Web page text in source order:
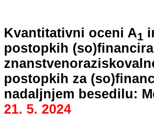
Kvantitativni oceni A1
postopkih
postopkih za
nadaljnjem besedilu:
21. 5. 2024